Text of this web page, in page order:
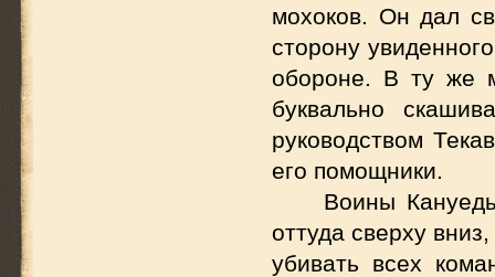
мохоков. Он дал
сторону
обороне. В ту же
буквально
руководством
его помощники.
Воины
оттуда сверху
убивать всех